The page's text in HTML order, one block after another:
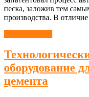
песка, заложив тем
производства. В
оборудование
цемента